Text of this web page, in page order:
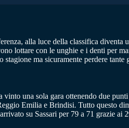
alla luce della classifica
lottare con le unghie e i denti per
ma sicuramente perdere
una sola gara ottenendo due
Emilia e Brindisi. Tutto questo
su Sassari per 79 a 71 grazie